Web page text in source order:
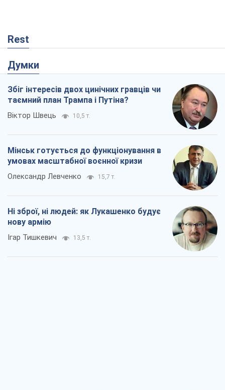
Rest
Думки
Збіг інтересів двох цинічних гравців чи
таємний план Трампа і Путіна?
Віктор Швець 10,5 т.
Мінськ готується до функціонування в
умовах масштабної воєнної кризи
Олександр Левченко 15,7 т.
Ні зброї, ні людей: як Лукашенко будує
нову армію
Ігар Тишкевич 13,5 т.